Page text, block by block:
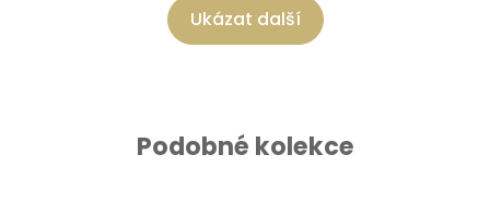
Ukázat další
Podobné kolekce